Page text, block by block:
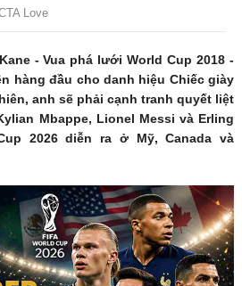
- Vua phá lưới World Cup 2018 -
hàng đầu cho danh hiệu Chiếc giày
anh sẽ phải cạnh tranh quyết liệt
Mbappe, Lionel Messi và Erling
2026 diễn ra ở Mỹ, Canada và